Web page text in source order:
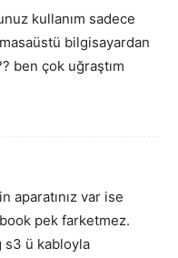
kullanım sadece
bilgisayardan
ben çok uğraştım
aparatınız var ise
pek farketmez.
s3 ü kabloyla